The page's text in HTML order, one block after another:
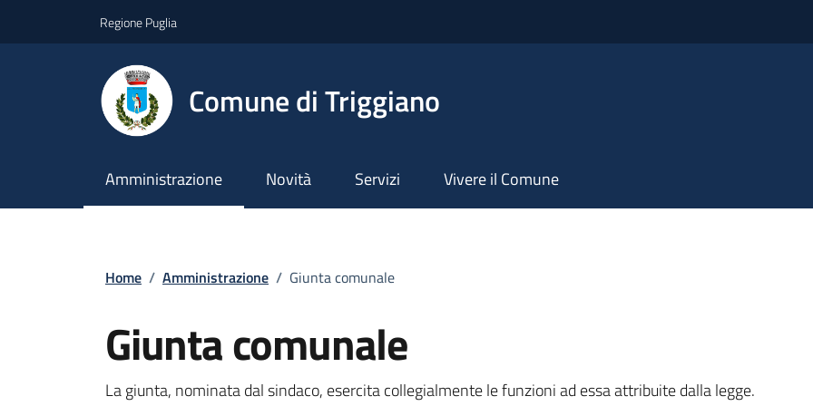
Regione Puglia
Comune di Triggiano
Amministrazione Novità Servizi Vivere il Comune
Home / Amministrazione / Giunta comunale
Giunta comunale
La giunta, nominata dal sindaco, esercita collegialmente le funzioni ad essa attribuite dalla legge.